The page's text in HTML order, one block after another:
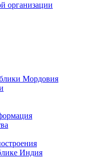
организации
Мордовия
Индия